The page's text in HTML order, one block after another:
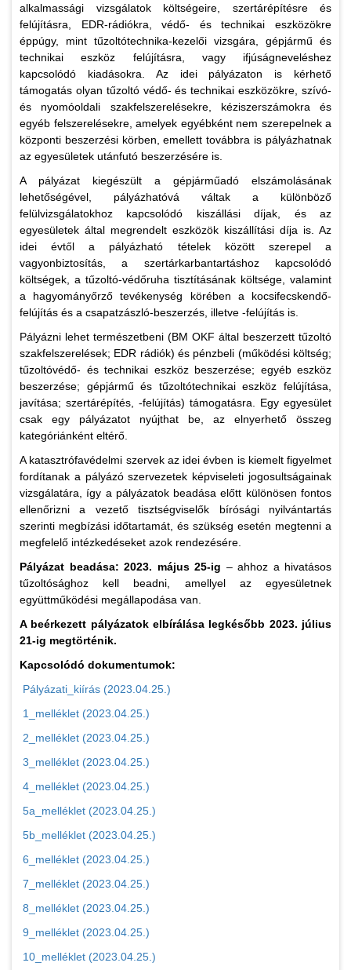
alkalmassági vizsgálatok költségeire, szertárépítésre és
felújításra, EDR-rádiókra, védő- és technikai eszközökre
éppúgy, mint tűzoltótechnika-kezelői vizsgára, gépjármű és
technikai eszköz felújításra, vagy ifjúságneveléshez
kapcsolódó kiadásokra. Az idei pályázaton is kérhető
támogatás olyan tűzoltó védő- és technikai eszközökre, szívó-
és nyomóoldali szakfelszerelésekre, kéziszerszámokra és
egyéb felszerelésekre, amelyek egyébként nem szerepelnek a
központi beszerzési körben, emellett továbbra is pályázhatnak
az egyesületek utánfutó beszerzésére is.
A pályázat kiegészült a gépjárműadó elszámolásának
lehetőségével, pályázhatóvá váltak a különböző
felülvizsgálatokhoz kapcsolódó kiszállási díjak, és az
egyesületek által megrendelt eszközök kiszállítási díja is. Az
idei évtől a pályázható tételek között szerepel a
vagyonbiztosítás, a szertárkarbantartáshoz kapcsolódó
költségek, a tűzoltó-védőruha tisztításának költsége, valamint
a hagyományőrző tevékenység körében a kocsifecskendő-
felújítás és a csapatzászló-beszerzés, illetve -felújítás is.
Pályázni lehet természetbeni (BM OKF által beszerzett tűzoltó
szakfelszerelések; EDR rádiók) és pénzbeli (működési költség;
tűzoltóvédő- és technikai eszköz beszerzése; egyéb eszköz
beszerzése; gépjármű és tűzoltótechnikai eszköz felújítása,
javítása; szertárépítés, -felújítás) támogatásra. Egy egyesület
csak egy pályázatot nyújthat be, az elnyerhető összeg
kategóriánként eltérő.
A katasztrófavédelmi szervek az idei évben is kiemelt figyelmet
fordítanak a pályázó szervezetek képviseleti jogosultságainak
vizsgálatára, így a pályázatok beadása előtt különösen fontos
ellenőrizni a vezető tisztségviselők bírósági nyilvántartás
szerinti megbízási időtartamát, és szükség esetén megtenni a
megfelelő intézkedéseket azok rendezésére.
Pályázat beadása: 2023. május 25-ig – ahhoz a hivatásos
tűzoltósághoz kell beadni, amellyel az egyesületnek
együttműködési megállapodása van.
A beérkezett pályázatok elbírálása legkésőbb 2023. július
21-ig megtörténik.
Kapcsolódó dokumentumok:
Pályázati_kiírás (2023.04.25.)
1_melléklet (2023.04.25.)
2_melléklet (2023.04.25.)
3_melléklet (2023.04.25.)
4_melléklet (2023.04.25.)
5a_melléklet (2023.04.25.)
5b_melléklet (2023.04.25.)
6_melléklet (2023.04.25.)
7_melléklet (2023.04.25.)
8_melléklet (2023.04.25.)
9_melléklet (2023.04.25.)
10_melléklet (2023.04.25.)